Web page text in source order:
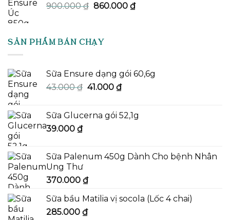
900.000₫ Giá
900.000 ₫.
860.000 ₫Giá
SẢN PHẨM BÁN CHẠY
Sữa Ensure dạng gói 60,6g
43.000₫ Giá
43.000 ₫.
41.000 ₫Giá
là:
Sữa Glucerna gói 52,1g
39.000 ₫
Sữa Palenum 450g Dành Cho bệnh Nhân
Ung Thư
370.000 ₫
Sữa bầu Matilia vị socola (Lốc 4 chai)
285.000 ₫